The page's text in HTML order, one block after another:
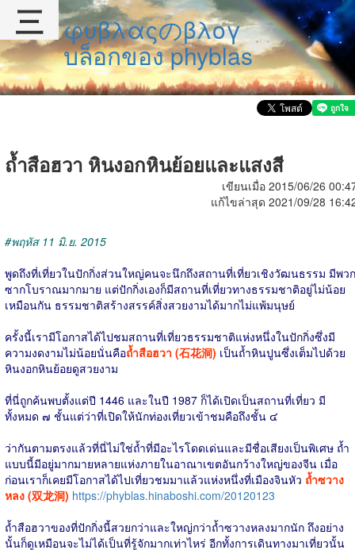
φυβλαςのβλογ
บล็อกของ phyblas
ถ้ำสือฮวา หินงอกหินย้อยและแสงสี
เขียนเมื่อ 2015/06/26
แก้ไขล่าสุด 2021/09/28
#พฤหัส 11 มิ.ย. 2015
พูดถึงที่เที่ยวในปักกิ่งส่วนใหญ่คนจะนึกถึงสถานที่เที่ยวเชิงวัฒนธรรม มีพวก
ซากโบราณมากมาย แต่ปักกิ่งเองก็มีสถานที่เที่ยวทางธรรมชาติอยู่ไม่น้อย
เหมือนกัน ธรรมชาติสร้างสรรค์สิ่งสวยงามได้มากไม่แพ้มนุษย์
ครั้งนี้เรามีโอกาสได้ไปชมสถานที่เที่ยวธรรมชาติแห่งหนึ่งในปักกิ่งซึ่งมี
ความงดงามไม่น้อยนั่นคือถ้ำสือฮวา (石花洞) เป็นถ้ำหินปูนซึ่งเต็มไปด้วย
หินงอกหินย้อยดูสวยงาม
ที่นี่ถูกค้นพบตั้งแต่ปี 1446 และในปี 1987 ก็ได้เปิดเป็นสถานที่เที่ยว มี
ทั้งหมด ๗ ชั้นแต่ว่าที่เปิดให้นักท่องเที่ยวเข้าชมคือถึงชั้น ๔
ว่ากันตามตรงแล้วที่นี่ไม่ใช่ถ้ำที่มีอะไรโดดเด่นและมีชื่อเสียงเป็นพิเศษ ถ้ำ
แบบนี้มีอยู่มากมายหลายแห่งภายในอาณาเขตอันกว้างใหญ่ของจีน เมื่อ
ก่อนเราก็เคยมีโอกาสได้ไปเที่ยวชมมาแล้วแห่งหนึ่งที่เมืองจินหัว ถ้ำซวาง
หลง (双龙洞) https://phyblas.hinaboshi.com/20120123
ถ้ำสือฮวาของที่ปักกิ่งนี้สวยกว่าและใหญ่กว่าถ้ำซวางหลงมากนัก ถึงอย่าง
นั้นก็ดูเหมือนจะไม่ได้เป็นที่รู้จักมากเท่าไหร่ อีกทั้งการเดินทางมาเที่ยวนั้น
三